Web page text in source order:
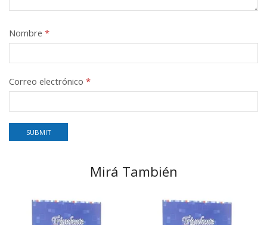
Nombre *
Correo electrónico *
Mirá También